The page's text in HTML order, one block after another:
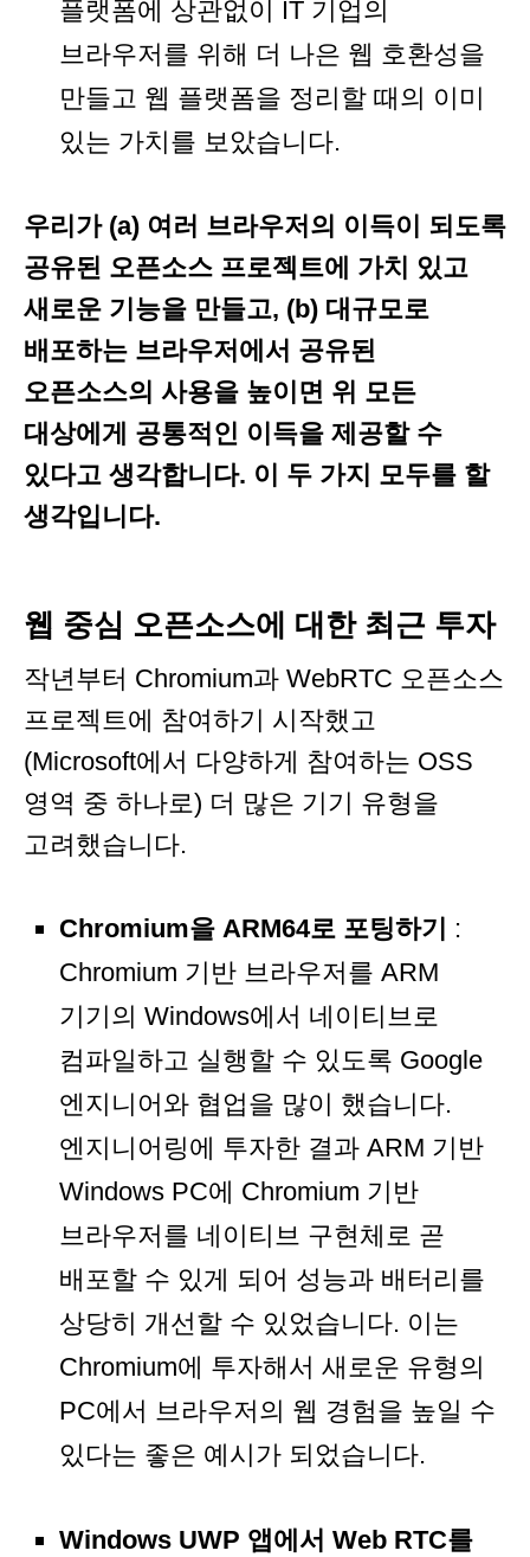
플랫폼에 상관없이 IT 기업의
브라우저를 위해 더 나은 웹 호환성을
만들고 웹 플랫폼을 정리할 때의 이미
있는 가치를 보았습니다.
우리가 (a) 여러 브라우저의 이득이 되도록
공유된 오픈소스 프로젝트에 가치 있고
새로운 기능을 만들고, (b) 대규모로
배포하는 브라우저에서 공유된
오픈소스의 사용을 높이면 위 모든
대상에게 공통적인 이득을 제공할 수
있다고 생각합니다. 이 두 가지 모두를 할
생각입니다.
웹 중심 오픈소스에 대한 최근 투자
작년부터 Chromium과 WebRTC 오픈소스
프로젝트에 참여하기 시작했고
(Microsoft에서 다양하게 참여하는 OSS
영역 중 하나로) 더 많은 기기 유형을
고려했습니다.
Chromium을 ARM64로 포팅하기
:
Chromium 기반 브라우저를 ARM
기기의 Windows에서 네이티브로
컴파일하고 실행할 수 있도록 Google
엔지니어와 협업을 많이 했습니다.
엔지니어링에 투자한 결과 ARM 기반
Windows PC에 Chromium 기반
브라우저를 네이티브 구현체로 곧
배포할 수 있게 되어 성능과 배터리를
상당히 개선할 수 있었습니다. 이는
Chromium에 투자해서 새로운 유형의
PC에서 브라우저의 웹 경험을 높일 수
있다는 좋은 예시가 되었습니다.
Windows UWP 앱에서 Web RTC를